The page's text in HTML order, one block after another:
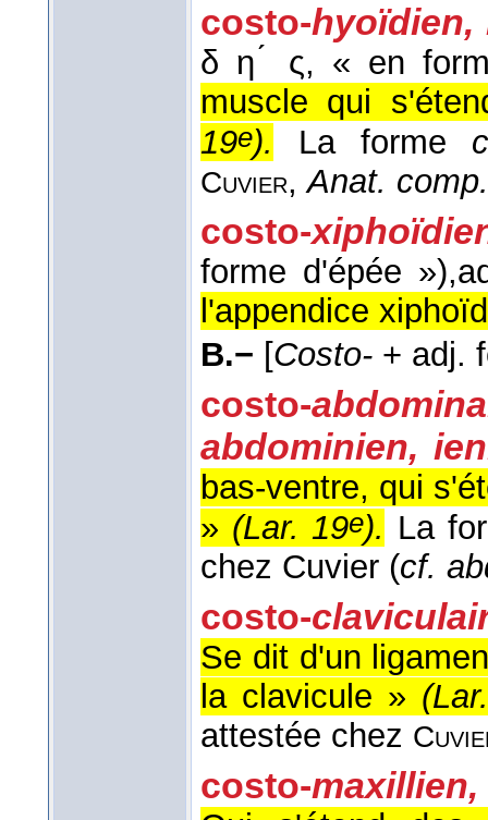
costo-hyoïdien,
δ η ́ ς, « en
muscle qui
19e). La forme
Cuvier,Anat.
costo-
forme d'épée »),
l'appendice
B.− [Costo- + adj.
costo-
abdominien,
bas-ventre, qui
» (Lar. 19e). La
chez Cuvier (cf.
costo-
Se dit d'un
la clavicule » (
attestée chez
costo-